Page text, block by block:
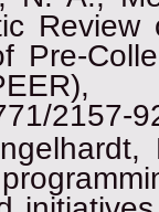
Pre-
2157-